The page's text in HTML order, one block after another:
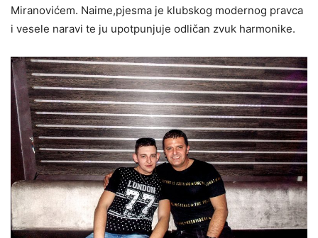
Miranovićem. Naime,pjesma je klubskog modernog pravca
i vesele naravi te ju upotpunjuje odličan zvuk harmonike.